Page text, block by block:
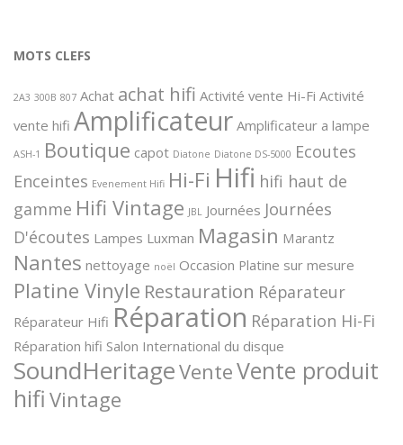
MOTS CLEFS
2A3 300B 807 Achat achat hifi Activité vente Hi-Fi Activité
vente hifi Amplificateur Amplificateur a lampe
ASH-1 Boutique capot Diatone Diatone DS-5000 Ecoutes
Enceintes Evenement Hifi Hi-Fi Hifi hifi haut de
gamme Hifi Vintage JBL Journées Journées
D'écoutes Lampes Luxman Magasin Marantz
Nantes nettoyage noël Occasion Platine sur mesure
Platine Vinyle Restauration Réparateur
Réparateur Hifi Réparation Réparation Hi-Fi
Réparation hifi Salon International du disque
SoundHeritageVenteVente produit
hifi Vintage